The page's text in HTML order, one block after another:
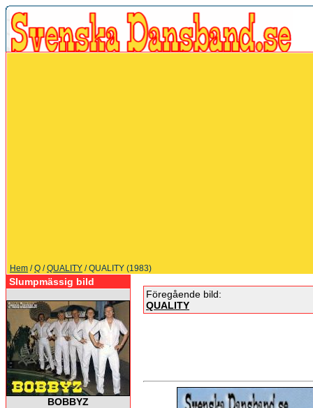
Hem /Q /QUALITY / QUALITY (1983)
Slumpmässig bild
BOBBYZ
Föregående bild:
QUALITY